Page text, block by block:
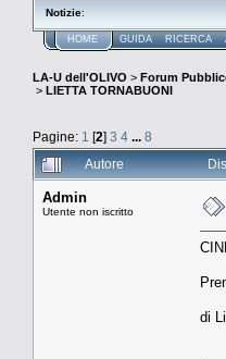
Notizie:
HOME GUIDA RICERCA
LA-U dell'OLIVO > Forum
> LIETTA TORNABUONI
Pagine: 1 [2] 3 4 ... 8
Autore
Admin
Utente non iscritto
di